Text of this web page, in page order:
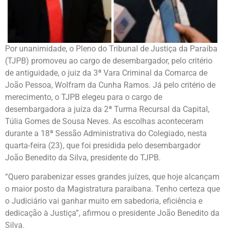
Por unanimidade, o Pleno do Tribunal de Justiça da Paraíba
(TJPB) promoveu ao cargo de desembargador, pelo critério
de antiguidade, o juiz da 3ª Vara Criminal da Comarca de
João Pessoa, Wolfram da Cunha Ramos. Já pelo critério de
merecimento, o TJPB elegeu para o cargo de
desembargadora a juíza da 2ª Turma Recursal da Capital,
Túlia Gomes de Sousa Neves. As escolhas aconteceram
durante a 18ª Sessão Administrativa do Colegiado, nesta
quarta-feira (23), que foi presidida pelo desembargador
João Benedito da Silva, presidente do TJPB.
“Quero parabenizar esses grandes juízes, que hoje alcançam
o maior posto da Magistratura paraibana. Tenho certeza que
o Judiciário vai ganhar muito em sabedoria, eficiência e
dedicação à Justiça”, afirmou o presidente João Benedito da
Silva.